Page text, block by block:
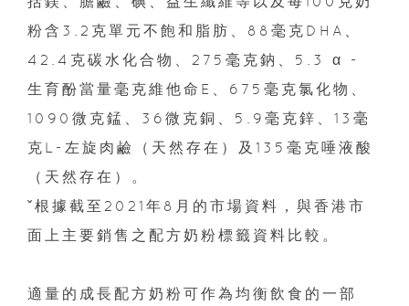
粉含3.2克單元不飽和脂肪、88毫克DHA、
42.4克碳水化合物、275毫克鈉、5.3 α -
生育酚當量毫克維他命E、675毫克氯化物、
1090微克錳、36微克銅、5.9毫克鋅、13毫
克L-左旋肉鹼（天然存在）及135毫克唾液酸
（天然存在）。
ˇ根據截至2021年8月的市場資料，與香港市
面上主要銷售之配方奶粉標籤資料比較。
適量的成長配方奶粉可作為均衡飲食的一部